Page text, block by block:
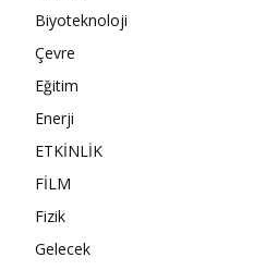
Biyoteknoloji
Çevre
Eğitim
Enerji
ETKİNLİK
FİLM
Fizik
Gelecek